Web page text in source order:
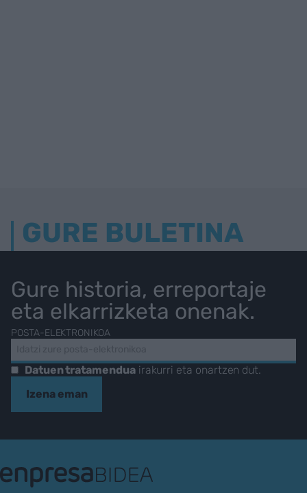
GURE BULETINA
Gure historia, erreportaje
eta elkarrizketa onenak.
POSTA-ELEKTRONIKOA
Datuen tratamenduairakurri eta onartzen dut.
Izena eman